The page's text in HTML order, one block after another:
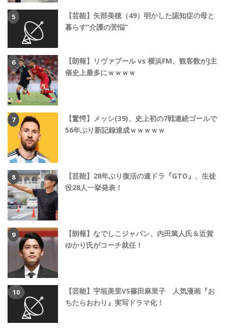
【芸能】矢部美穂（49）明かした認知症の母と
暮らす“介護の苦悩”
【朗報】リヴァプール vs 横浜FM、観客数がJ主
催史上最多にｗｗｗｗ
【驚愕】メッシ(39)、史上初の7戦連続ゴールで
56年ぶり新記録達成ｗｗｗｗｗ
【芸能】28年ぶり復活の連ドラ『GTO』、生徒
役28人一挙発表！
【朗報】なでしこジャパン、内田篤人氏＆近賀
ゆかり氏がコーチ就任！
【芸能】宇垣美里VS篠田麻里子 人気漫画『お
ちたらおわり』実写ドラマ化！